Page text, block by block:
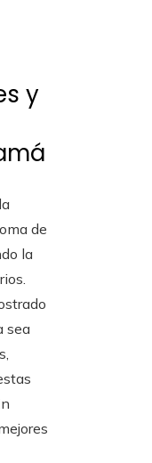
y
de
la
sea